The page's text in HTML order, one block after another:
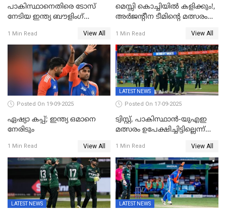
പാകിസ്ഥാനെതിരെ ടോസ്
നേടിയ ഇന്ത്യ ബൗളിംഗ്
1 Min Read View All
മെസ്സി കൊച്ചിയിൽ കളിക്കും!,
അർജന്റീന ടീമിന്റെ മത്സരം
നടത്താൻ ആലോചന
1 Min Read View All
Posted On 19-09-2025
ഏഷ്യാ കപ്പ്; ഇന്ത്യ ഒമാനെ
നേരിടും
1 Min Read View All
LATEST NEWS
Posted On 17-09-2025
ട്വിസ്റ്റ്, പാകിസ്ഥാൻ-യുഎഇ
മത്സരം ഉപേക്ഷിച്ചിട്ടില്ലെന്ന്
വൈകും; പാക് ടീം ഹോട്ടലിൽ
നിന്ന് ഇറങ്ങിയതായി റിപ്പോർട്ട്
1 Min Read View All
LATEST NEWS LATEST NEWS